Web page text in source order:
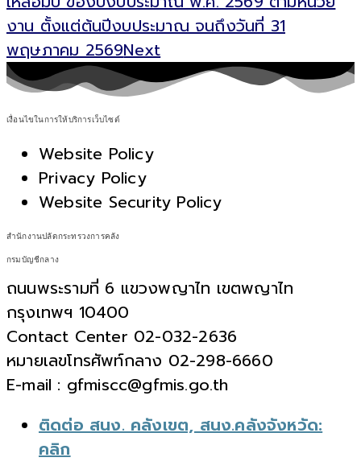
งาน ตั้งแต่ต้นปีงบประมาณ จนถึงวันที่ 31
พฤษภาคม 2569Next
เงื่อนไขในการให้บริการเว็บไซต์
Website Policy
Privacy Policy
Website Security Policy
สำนักงานปลัดกระทรวงการคลัง
กรมบัญชีกลาง
ถนนพระรามที่ 6 แขวงพญาไท เขตพญาไท
กรุงเทพฯ 10400
Contact Center 02-032-2636
หมายเลขโทรศัพท์กลาง 02-298-6660
E-mail : gfmiscc@gfmis.go.th
ติดต่อ สนง. คลังเขต, สนง.คลังจังหวัด:
คลิก